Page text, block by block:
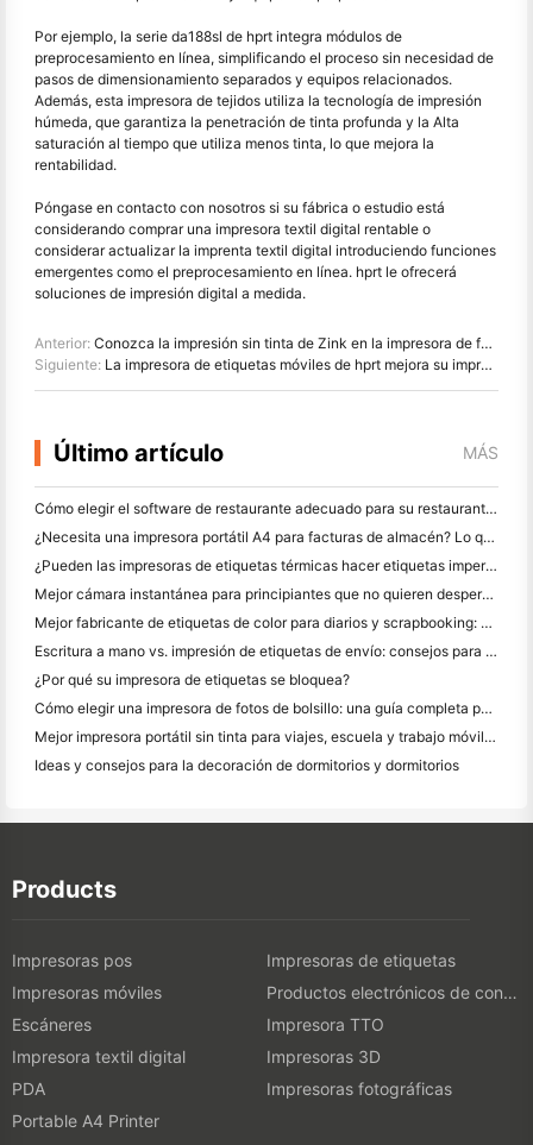
Por ejemplo, la serie da188sl de hprt integra módulos de
preprocesamiento en línea, simplificando el proceso sin necesidad de
pasos de dimensionamiento separados y equipos relacionados.
Además, esta impresora de tejidos utiliza la tecnología de impresión
húmeda, que garantiza la penetración de tinta profunda y la Alta
saturación al tiempo que utiliza menos tinta, lo que mejora la
rentabilidad.
Póngase en contacto con nosotros si su fábrica o estudio está
considerando comprar una impresora textil digital rentable o
considerar actualizar la imprenta textil digital introduciendo funciones
emergentes como el preprocesamiento en línea. hprt le ofrecerá
soluciones de impresión digital a medida.
Anterior: Conozca la impresión sin tinta de Zink en la impresora de fotos (incluido el video de demostración)
Siguiente: La impresora de etiquetas móviles de hprt mejora su impresión de etiquetas móviles
Último artículo MÁS
Cómo elegir el software de restaurante adecuado para su restaurante pequeño o mediano
¿Necesita una impresora portátil A4 para facturas de almacén? Lo que realmente funciona
¿Pueden las impresoras de etiquetas térmicas hacer etiquetas impermeables para productos de pequeñas empresas?
Mejor cámara instantánea para principiantes que no quieren desperdiciar papel
Mejor fabricante de etiquetas de color para diarios y scrapbooking: Añadir más color a cada página
Escritura a mano vs. impresión de etiquetas de envío: consejos para las pequeñas empresas en 2026
¿Por qué su impresora de etiquetas se bloquea?
Cómo elegir una impresora de fotos de bolsillo: una guía completa para los usuarios de diario, viajes y iPhone
Mejor impresora portátil sin tinta para viajes, escuela y trabajo móvil: Hanin MT620 Pro
Ideas y consejos para la decoración de dormitorios y dormitorios
Products
Impresoras pos
Impresoras de etiquetas
Impresoras móviles
Productos electrónicos de consumo
Escáneres
Impresora TTO
Impresora textil digital
Impresoras 3D
PDA
Impresoras fotográficas
Portable A4 Printer